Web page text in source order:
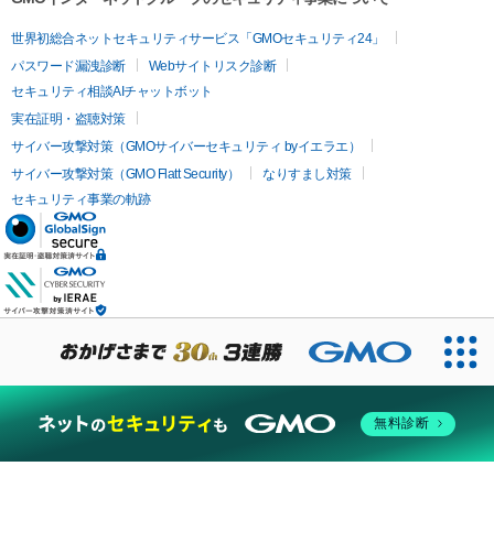
世界初総合ネットセキュリティサービス「GMOセキュリティ24」
パスワード漏洩診断
Webサイトリスク診断
セキュリティ相談AIチャットボット
実在証明・盗聴対策
サイバー攻撃対策（GMOサイバーセキュリティ byイエラエ）
サイバー攻撃対策（GMO Flatt Security）
なりすまし対策
セキュリティ事業の軌跡
無料診断